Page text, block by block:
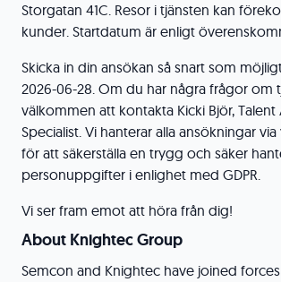
Storgatan 41C. Resor i tjänsten kan
kunder. Startdatum är enligt
Skicka in din ansökan så snart som
2026-06-28. Om du har några frågor om
välkommen att kontakta Kicki Björ, Talent
Specialist. Vi hanterar alla ansökningar via
för att säkerställa en trygg och säker
personuppgifter i enlighet med GDPR.
Vi ser fram emot att höra från dig!
About Knightec Group
Semcon and Knightec have joined